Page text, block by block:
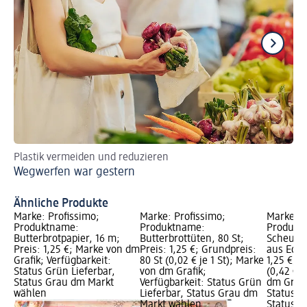
Plastik vermeiden und reduzieren
Wegwerfen war gestern
Ähnliche Produkte
Marke: Profissimo;
Produktname:
Butterbrotpapier, 16 m;
Preis: 1,25 €; Marke von dm
Grafik; Verfügbarkeit:
Status Grün Lieferbar,
Status Grau dm Markt
wählen
Marke: Profissimo;
Produktname:
Butterbrottüten, 80 St;
Preis: 1,25 €; Grundpreis:
80 St (0,02 € je 1 St); Marke
von dm Grafik;
Verfügbarkeit: Status Grün
Lieferbar, Status Grau dm
Marke:
aus
1,25 €;
(0,42 €
dm
Status